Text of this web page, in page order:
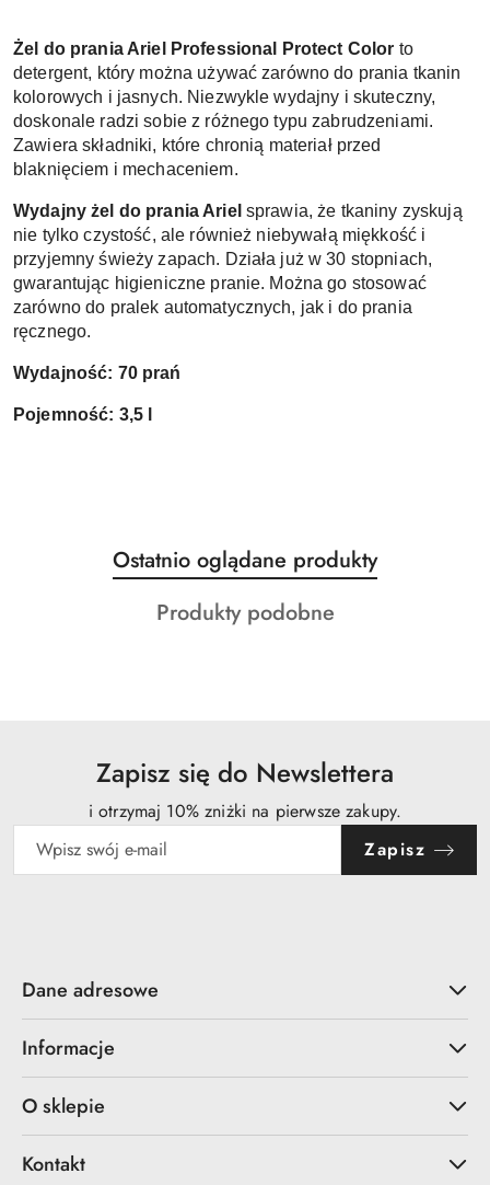
Żel do prania Ariel Professional Protect Color to
detergent, który można używać zarówno do prania tkanin
kolorowych i jasnych. Niezwykle wydajny i skuteczny,
doskonale radzi sobie z różnego typu zabrudzeniami.
Zawiera składniki, które chronią materiał przed
blaknięciem i mechaceniem.
Wydajny żel do prania Ariel sprawia, że tkaniny zyskują
nie tylko czystość, ale również niebywałą miękkość i
przyjemny świeży zapach. Działa już w 30 stopniach,
gwarantując higieniczne pranie. Można go stosować
zarówno do pralek automatycznych, jak i do prania
ręcznego.
Wydajność: 70 prań
Pojemność: 3,5 l
Pomiń karuzelę produktów
Produkty
o
statusie:
Ostatnio oglądane produkty
Produkty
Produkty podobne
Zapisz się do Newslettera
i otrzymaj 10% zniżki na pierwsze zakupy.
Zapisz
Dane adresowe
Informacje
O sklepie
Kontakt